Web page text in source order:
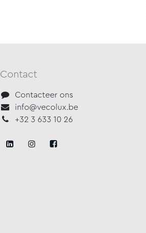
Contact
Contacteer ons
info@vecolux.be
+32 3 633 10 26